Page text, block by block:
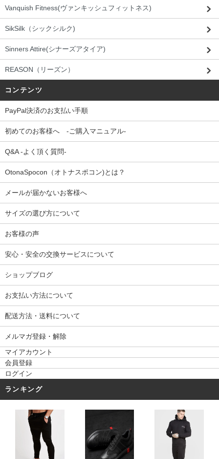
Vanquish Fitness(ヴァンキッシュフィットネス)
SikSilk（シックシルク)
Sinners Attire(シナーズアタイア)
REASON（リーズン）
コンテンツ
PayPal決済のお支払い手順
初めてのお客様へ -ご購入マニュアル-
Q&A -よく頂く質問-
OtonaSpocon（オトナスポコン)とは？
メールが届かないお客様へ
サイズの選び方について
お客様の声
安心・安全の交換サービスについて
ショップブログ
お支払い方法について
配送方法・送料について
メルマガ登録・解除
マイアカウント
会員登録
ログイン
ランキング